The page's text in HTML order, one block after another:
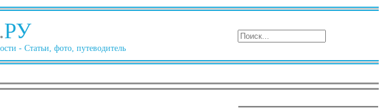
РУ
- Статьи, фото, путеводитель